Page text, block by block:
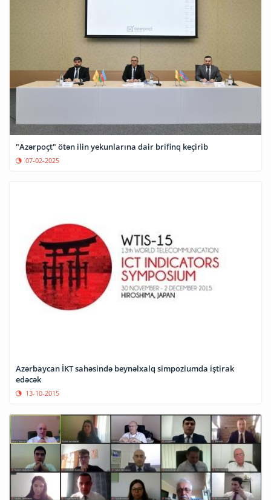
"Azərpoçt" ötən ilin yekunlarına dair brifinq keçirib
07-02-2025
Azərbaycan İKT sahəsində beynəlxalq simpoziumda iştirak
edəcək
13-10-2015